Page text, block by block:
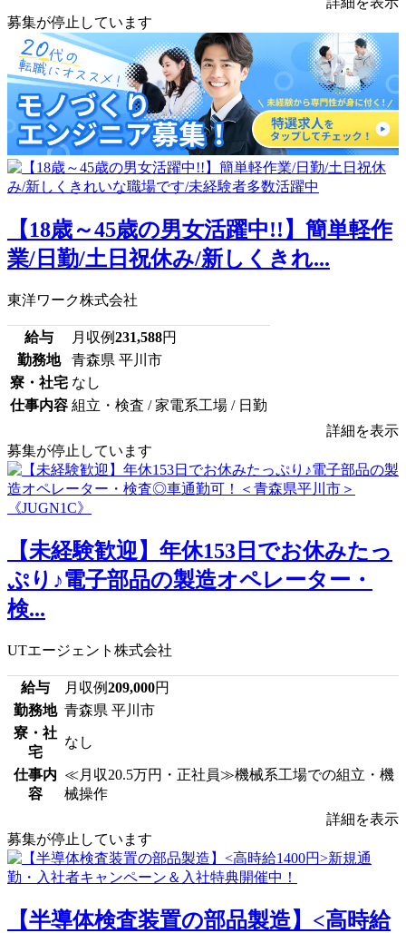
募集が停止しています
【18歳～45歳の男女活躍中!!】簡単軽作
業/日勤/土日祝休み/新しくきれ...
東洋ワーク株式会社
給与 月収例231,588円
勤務地
青森県 平川市
寮・社宅 なし
仕事内容 組立・検査 / 家電系工場 / 日勤
詳細を表示
募集が停止しています
【未経験歓迎】年休153日でお休みたっ
ぷり♪電子部品の製造オペレーター・
検...
UTエージェント株式会社
給与 月収例209,000円
勤務地 青森県 平川市
寮・社
宅
なし
仕事内
容
≪月収20.5万円・正社員≫機械系工場での組立・機
械操作
詳細を表示
募集が停止しています
【半導体検査装置の部品製造】<高時給